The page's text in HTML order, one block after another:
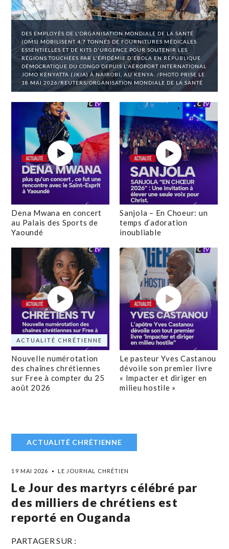
DES EMPLOYÉS DE L'ORGANISATION MONDIALE DE LA SANTÉ
(OMS) MOBILISENT 4,7 TONNES DE FOURNITURES MÉDICALES
ESSENTIELLES ET DE KITS D'URGENCE POUR SOUTENIR LES
RÉGIONS TOUCHÉES PAR L'ÉPIDÉMIE D'EBOLA EN RÉPUBLIQUE
DÉMOCRATIQUE DU CONGO DEPUIS L'AÉROPORT INTERNATIONAL
JOMO KENYATTA (JKIA) À NAIROBI, AU KENYA. /PHOTO PRISE LE
18 MAI 2026/REUTERS/ORGANISATION MONDIALE DE LA SANTÉ
Dena Mwana en concert
au Palais des Sports de
Yaoundé
Sanjola – En Choeur: un
temps d’adoration
inoubliable
ACTUALITÉ CHRÉTIENNE
Nouvelle numérotation
des chaînes chrétiennes
sur Free à compter du 25
août 2026
Le pasteur Yves Castanou
dévoile son premier livre
« Impacter et diriger en
milieu hostile »
ACTUALITÉ CHRÉTIENNE
19 MAI 2026 LE JOURNAL CHRÉTIEN
Le Jour des martyrs célébré par
des milliers de chrétiens est
reporté en Ouganda
PARTAGER SUR :